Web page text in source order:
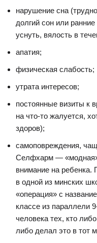
нарушение сна
долгий сон или
уснуть, вялость в
апатия;
физическая слабость;
утрата интересов;
постоянные визиты к
на что-то жалуется,
здоров);
самоповреждения,
Селфхарм — «модная»
внимание на
в одной из минских
«операция» с
классе из параллели
человека тех, кто
либо делал это в тот